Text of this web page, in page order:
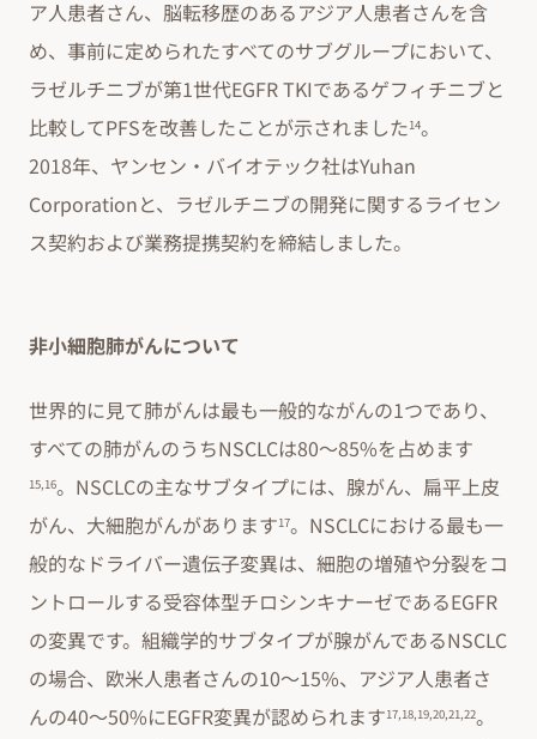
ア人患者さん、脳転移歴のあるアジア人患者さんを含
め、事前に定められたすべてのサブグループにおいて、
ラゼルチニブが第1世代EGFR TKIであるゲフィチニブと
比較してPFSを改善したことが示されました14。
2018年、ヤンセン・バイオテック社はYuhan
Corporationと、ラゼルチニブの開発に関するライセン
ス契約および業務提携契約を締結しました。
非小細胞肺がんについて
世界的に見て肺がんは最も一般的ながんの1つであり、
すべての肺がんのうちNSCLCは80〜85%を占めます
15,16。NSCLCの主なサブタイプには、腺がん、扁平上皮
がん、大細胞がんがあります17。NSCLCにおける最も一
般的なドライバー遺伝子変異は、細胞の増殖や分裂をコ
ントロールする受容体型チロシンキナーゼであるEGFR
の変異です。組織学的サブタイプが腺がんであるNSCLC
の場合、欧米人患者さんの10〜15%、アジア人患者さ
んの40〜50%にEGFR変異が認められます17,18,19,20,21,22。